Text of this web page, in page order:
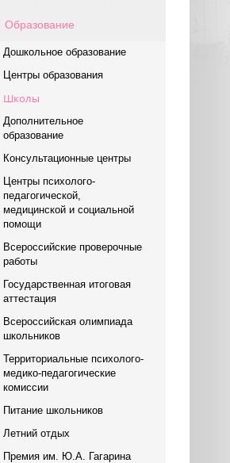
Образование
Дошкольное образование
Центры образования
Школы
Дополнительное
образование
Консультационные центры
Центры психолого-
педагогической,
медицинской и социальной
помощи
Всероссийские проверочные
работы
Государственная итоговая
аттестация
Всероссийская олимпиада
школьников
Территориальные психолого-
медико-педагогические
комиссии
Питание школьников
Летний отдых
Премия им. Ю.А. Гагарина